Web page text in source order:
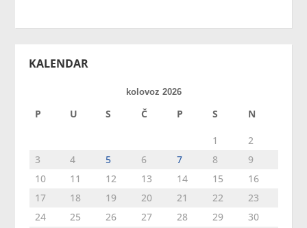
KALENDAR
kolovoz 2026
P U S Č P S N
1
2
3
4 5 6 7 8
9
10
11 12 13 14 15
16
17
18 19 20 21 22
23
24
25 26 27 28 29
30